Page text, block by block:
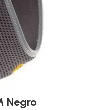
Negro